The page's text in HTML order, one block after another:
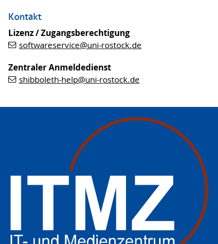
Kontakt
Lizenz / Zugangsberechtigung
softwareservice@uni-rostock.de
Zentraler Anmeldedienst
shibboleth-help@uni-rostock.de